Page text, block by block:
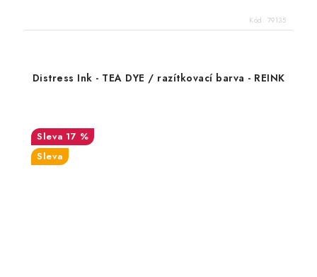
Kód: 79135
Distress Ink - TEA DYE / razítkovací barva - REINK
17 %
Sleva